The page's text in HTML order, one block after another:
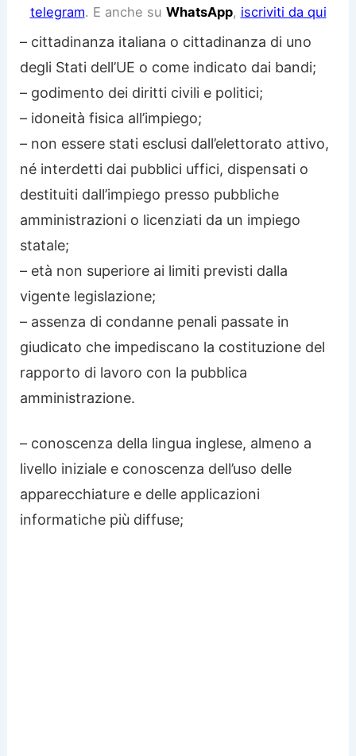
telegram. E anche su WhatsApp, iscriviti da qui
– cittadinanza italiana o cittadinanza di uno
degli Stati dell’UE o come indicato dai bandi;
– godimento dei diritti civili e politici;
– idoneità fisica all’impiego;
– non essere stati esclusi dall’elettorato attivo,
né interdetti dai pubblici uffici, dispensati o
destituiti dall’impiego presso pubbliche
amministrazioni o licenziati da un impiego
statale;
– età non superiore ai limiti previsti dalla
vigente legislazione;
– assenza di condanne penali passate in
giudicato che impediscano la costituzione del
rapporto di lavoro con la pubblica
amministrazione.
– conoscenza della lingua inglese, almeno a
livello iniziale e conoscenza dell’uso delle
apparecchiature e delle applicazioni
informatiche più diffuse;